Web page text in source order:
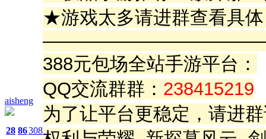
aisheng
28 86308
★游戏太多请进群查看具
388元包场全站手游平台：
QQ交流群群： 238415219
为了让平台更稳定，请进